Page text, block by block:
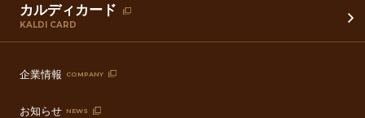
カルディカード
KALDI CARD
企業情報 COMPANY
お知らせ NEWS